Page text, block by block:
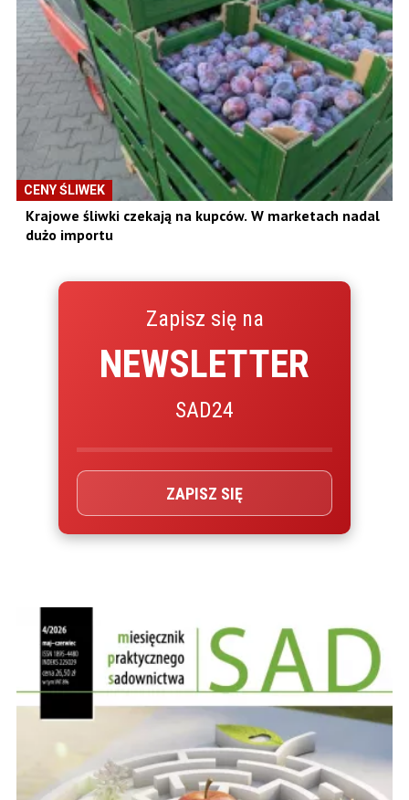
CENY ŚLIWEK
Krajowe śliwki czekają na kupców. W marketach nadal
dużo importu
Zapisz się na
NEWSLETTER
SAD24
ZAPISZ SIĘ